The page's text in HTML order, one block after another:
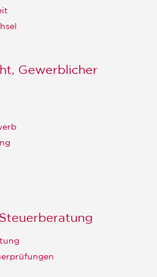
Gewerblicher